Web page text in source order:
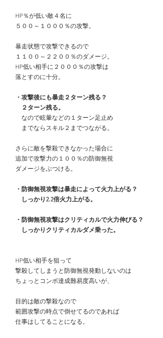
HP％が低い敵４名に
５００～１０００％の攻撃。
暴走状態で攻撃できるので
１１００～２２００％のダメージ。
HP低い相手に２０００％の攻撃は
落とすのに十分。
・攻撃後にも暴走２ターン残る？
２ターン残る。
なので眩暈などの１ターン足止め
までならスキル２までつながる。
さらに敵を撃殺できなかった場合に
追加で攻撃力の１００％の防御無視
ダメージをぶつける。
・防御無視攻撃は暴走によって火力上がる？
しっかり2.2倍火力上がる。
・防御無視攻撃はクリティカルで火力伸びる？
しっかりクリティカルダメ乗った。
HP低い相手を狙って
撃殺してしまうと防御無視発動しないのは
ちょっとコンボ達成難易度高いが、
目的は敵の撃殺なので
範囲攻撃の時点で倒せてるのであれば
仕事はしてることになる。